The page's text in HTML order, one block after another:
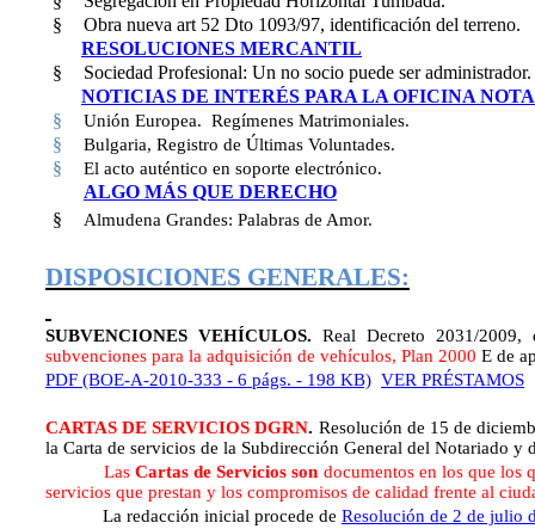
§
Obra nueva art 52 Dto 1093/97, identificación del terreno.
RESOLUCIONES MERCANTIL
§
Sociedad Profesional: Un no socio puede ser administrador.
NOTICIAS DE INTERÉS PARA LA OFICINA
§
Unión Europea. Regímenes Matrimoniales.
§ Bulgaria, Registro de Últimas Voluntades.
§ El acto auténtico en soporte electrónico.
ALGO MÁS QUE DERECHO
§
Almudena Grandes: Palabras de Amor.
DISPOSICIONES GENERALES:
SUBVENCIONES VEHÍCULOS.Real Decreto 2031/
subvenciones para la adquisición de vehículos, Plan 2000 E de
PDF (BOE-A-2010-333 - 6 págs. - 198 KB) VER PRÉSTAMOS
CARTAS DE SERVICIOS DGRN. Resolución de 15 de
la Carta de servicios de la Subdirección General del Notariado y
LasCartas de Servicios son documentos en los que los
servicios que prestan y los compromisos de calidad frente al
La redacción inicial procede de Resolución de 2 de julio